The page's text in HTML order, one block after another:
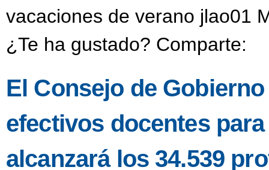
vacaciones de verano jlao01
¿Te ha gustado? Comparte:
El Consejo de
efectivos docentes
alcanzará los 34.539